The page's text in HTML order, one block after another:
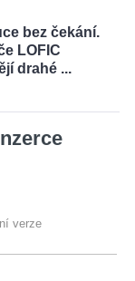
bez čekání.
LOFIC
drahé ...
verze